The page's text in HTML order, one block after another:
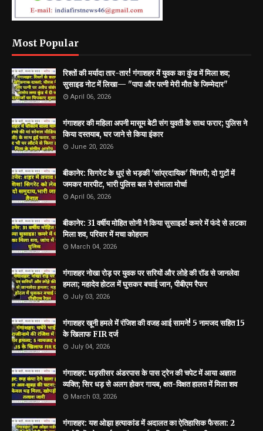
Most Popular
रिश्तों की मर्यादा तार-तार! गंगाशहर में युवक का कुंड में मिला शव;
सुसाइड नोट में लिखा— "पापा और पत्नी मेरी मौत के जिम्मेदार"
April 06, 2026
गंगाशहर की महिला अपनी मासूम बेटी संग युवती के साथ फरार; पुलिस ने
किया दस्तयाब, घर जाने से किया इंकार
June 20, 2026
बीकानेर: सिगरेट के धुएं से भड़की 'सांप्रदायिक' चिंगारी; दो गुटों में
जमकर मारपीट, भारी पुलिस बल ने संभाला मोर्चा
April 06, 2026
बीकानेर: 31 वर्षीय मोहित सोनी ने किया सुसाइड! कमरे में फंदे से लटका
मिला शव, परिवार में मचा कोहराम
March 04, 2026
गंगाशहर नोखा रोड़ पर युवक पर सरियों और लोहे की रॉड से जानलेवा
हमला; महादेव होटल में घुसकर बचाई जान, पीबीएम रैफर
July 03, 2026
गंगाशहर खूनी हमले में रंजिश की वजह आई सामने! 5 नामजद सहित 15
के खिलाफ FIR दर्ज
July 04, 2026
गंगाशहर: घड़सीसर अंडरपास के पास ट्रेन की चपेट में आया अज्ञात
व्यक्ति; सिर धड़ से अलग होकर गायब, क्षत-विक्षत हालत में मिला शव
March 03, 2026
गंगाशहर: यश ओझा हत्याकांड में अदालत का ऐतिहासिक फैसला: 2